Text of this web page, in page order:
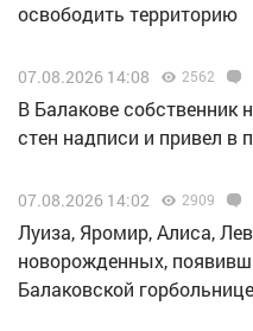
освободить территорию
07.08.2026 14:08 2562
В Балакове собственник
стен надписи и привел в
07.08.2026 14:02 2909
Луиза, Яромир, Алиса,
новорожденных,
Балаковской горбольнице